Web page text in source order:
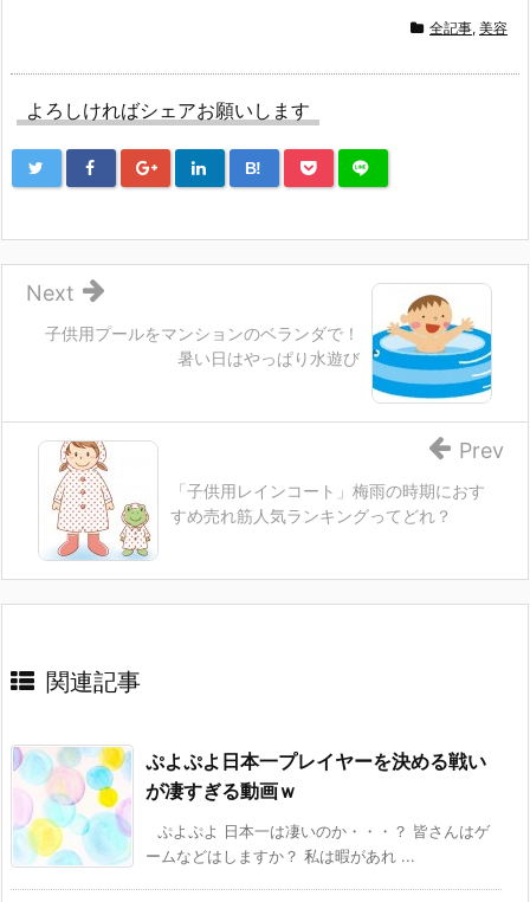
全記事, 美容
よろしければシェアお願いします
B!
子供用プールをマンションのベランダで！
暑い日はやっぱり水遊び
Next
「子供用レインコート」梅雨の時期におす
すめ売れ筋人気ランキングってどれ？
Prev
関連記事
ぷよぷよ日本一プレイヤーを決める戦い
が凄すぎる動画ｗ
ぷよぷよ 日本一は凄いのか・・・？ 皆さんはゲ
ームなどはしますか？ 私は暇があれ ...